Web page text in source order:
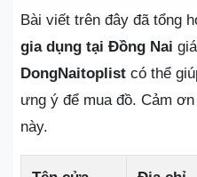
Bài viết trên đây đã tổng
gia dụng tại Đồng Nai
DongNaitoplist có thể
ưng ý để mua đồ. Cảm
này.